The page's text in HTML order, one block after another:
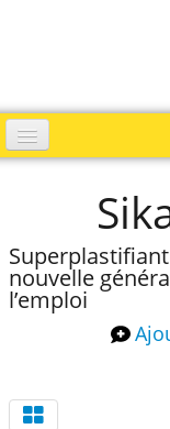
Catalogues▼
Produits
Contact
nouvelle
l’emploi